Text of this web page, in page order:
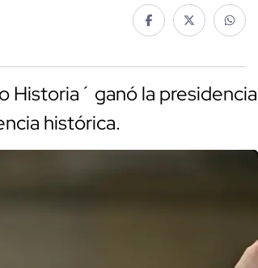
Historia´ ganó la presidencia
histórica.